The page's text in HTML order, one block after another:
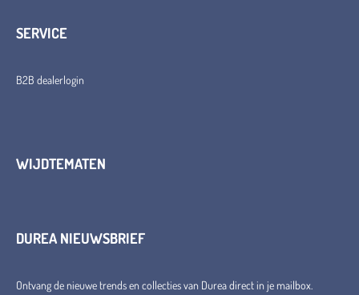
SERVICE
B2B dealerlogin
WIJDTEMATEN
DUREA NIEUWSBRIEF
Ontvang de nieuwe trends en collecties van Durea direct in je mailbox.